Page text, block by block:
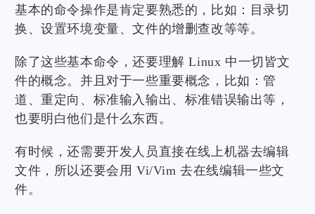
基本的命令操作是肯定要熟悉的，比如：目录切
换、设置环境变量、文件的增删查改等等。
除了这些基本命令，还要理解 Linux 中一切皆文
件的概念。并且对于一些重要概念，比如：管
道、重定向、标准输入输出、标准错误输出等，
也要明白他们是什么东西。
有时候，还需要开发人员直接在线上机器去编辑
文件，所以还要会用 Vi/Vim 去在线编辑一些文
件。